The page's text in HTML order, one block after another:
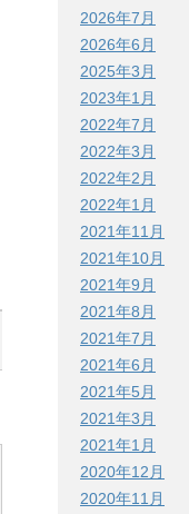
2026年7月
2026年6月
2025年3月
2023年1月
2022年7月
2022年3月
2022年2月
2022年1月
2021年11月
2021年10月
2021年9月
2021年8月
2021年7月
2021年6月
2021年5月
2021年3月
2021年1月
2020年12月
2020年11月